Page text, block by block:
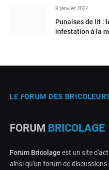
9 janvier 2024
Punaises de lit :
infestation à la
LE FORUM DES
FORUM BRICOLAGE
Forum Bricolageest un site
ainsi qu'un forum de